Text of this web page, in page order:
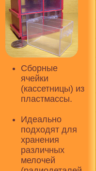
Сборные
ячейки
(кассетницы) из
пластмассы.
Идеально
подходят для
хранения
различных
мелочей